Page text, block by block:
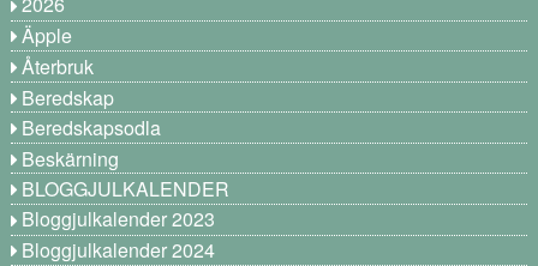
Äpple
Återbruk
Beredskap
Beredskapsodla
Beskärning
BLOGGJULKALENDER
Bloggjulkalender 2023
Bloggjulkalender 2024